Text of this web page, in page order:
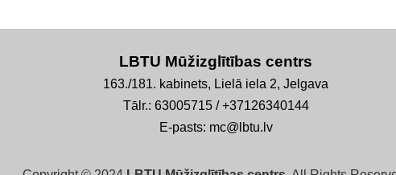
LBTU Mūžizglītības centrs
163./181. kabinets, Lielā iela 2, Jelgava
Tālr.: 63005715 / +37126340144
E-pasts: mc@lbtu.lv